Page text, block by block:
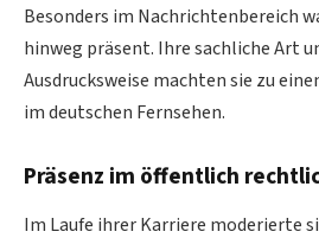
Besonders im Nachrichtenbereich
hinweg präsent. Ihre sachliche Art
Ausdrucksweise machten sie zu
im deutschen Fernsehen.
Präsenz im öffentlich
Im Laufe ihrer Karriere moderierte